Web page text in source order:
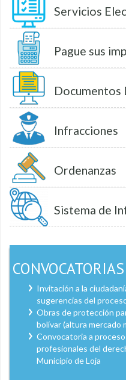
Servicios
Pague sus
Documentos
Infracciones
Ordenanzas
Sistema de
CONVOCATORIAS
Invitación a la
sugerencias del
Obras de protección
bolívar (altura mercado
Convocatoria a
profesionales del
Municipio de Loja